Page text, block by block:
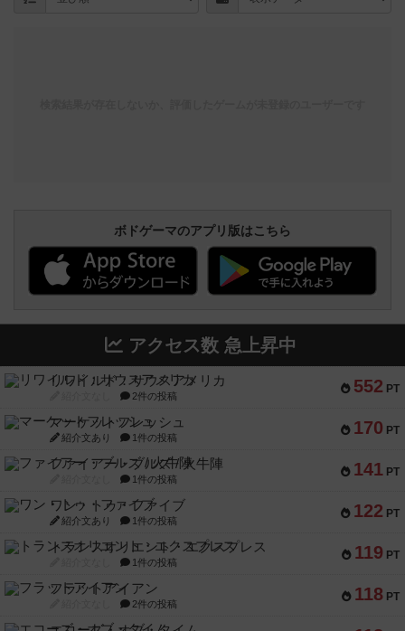
ボドゲーマのアプリ版はこちら
アクセス数 急上昇中
552 PT
リワイルド：サウスアメリカ
2件の投稿
170 PT
マーケットフレッシュ
紹介文あり 1件の投稿
141 PT
ファイアー・ブルズ / 火牛陣
1件の投稿
122 PT
ワン・トゥ・ファイブ
紹介文あり 1件の投稿
119 PT
トランスオリエント・エクスプレス
1件の投稿
118 PT
フラットアイアン
2件の投稿